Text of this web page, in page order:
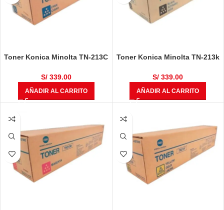
Toner Konica Minolta TN-213C
S/339.00
AÑADIR AL CARRITO
Toner Konica Minolta TN-213k
C253
S/ 339.00
AÑADIR AL CARRITO